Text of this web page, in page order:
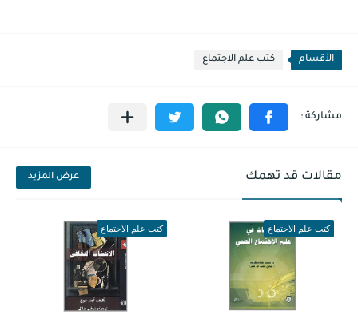
الأقسام كتب علم الاجتماع
مقالات قد تهمك عرض المزيد
كتب علم الاجتماع كتب علم الاجتماع